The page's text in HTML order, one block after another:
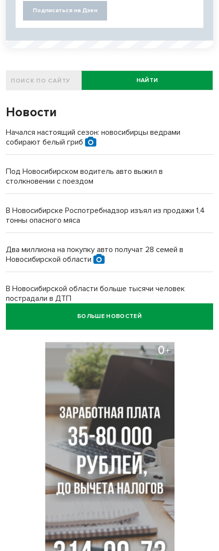
Подписаться на Дзен
НАЙТИ
Новости
Начался настоящий сезон: новосибирцы ведрами
собирают белый гриб
Под Новосибирском водитель авто выжил в
столкновении с поездом
В Новосибирске Роспотребнадзор изъял из продажи 1,4
тонны опасного мяса
Два миллиона на покупку авто получат 28 семей в
Новосибирской области
В Новосибирской области больше тысячи человек
пострадали в ДТП
Ячейку международной группировки телефонных
«Мамкиных грабителей» задержали за кражу с
пистолетом в Новосибирске
Царь-томат из Новосибирска побил рекорд России по
весу в 3 кг
В Новосибирской области начинается второй пик
активности клещей
БОЛЬШЕ НОВОСТЕЙ